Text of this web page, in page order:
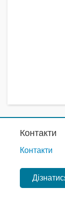
Контакти
Контакти